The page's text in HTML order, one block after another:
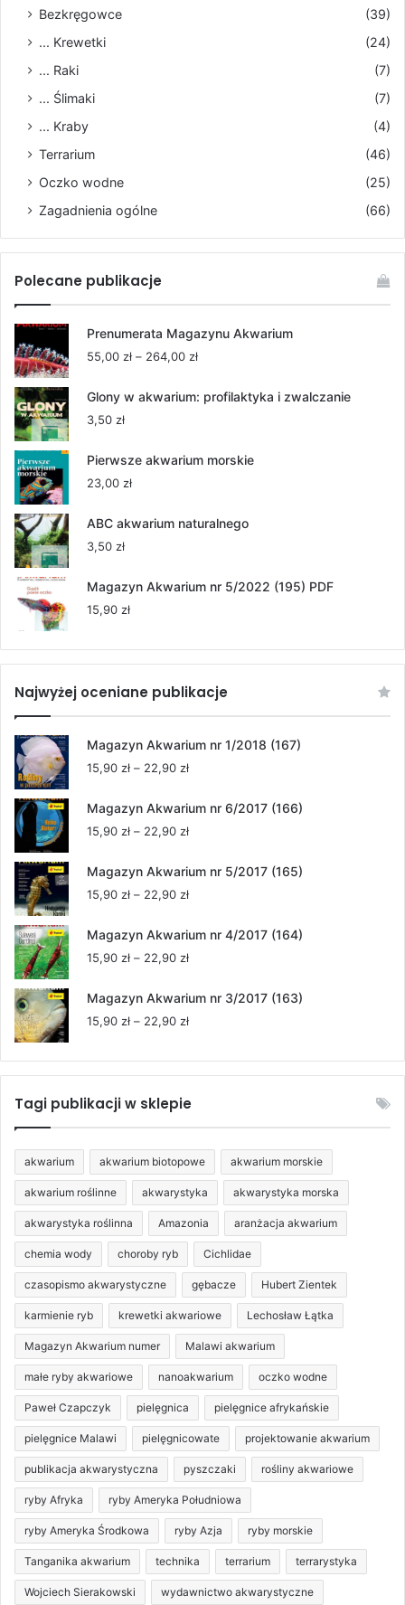
Bezkręgowce
(39)
... Krewetki
(24)
... Raki
(7)
... Ślimaki
(7)
... Kraby
(4)
Terrarium
(46)
Oczko wodne
(25)
Zagadnienia ogólne
(66)
Polecane publikacje
Prenumerata Magazynu Akwarium
55,00 zł – 264,00 złZakres
od
Glony w akwarium: profilaktyka i zwalczanie
3,50 zł
Pierwsze akwarium morskie
23,00 zł
ABC akwarium naturalnego
3,50 zł
Magazyn Akwarium nr 5/2022 (195) PDF
15,90 zł
Najwyżej oceniane publikacje
Magazyn Akwarium nr 1/2018 (167)
15,90 zł – 22,90 złZakres
od
Magazyn Akwarium nr 6/2017 (166)
15,90 zł – 22,90 złZakres
od
Magazyn Akwarium nr 5/2017 (165)
15,90 zł – 22,90 złZakres
od
Magazyn Akwarium nr 4/2017 (164)
15,90 zł – 22,90 złZakres
od
Magazyn Akwarium nr 3/2017 (163)
15,90 zł – 22,90 złZakres
od
15,90 zł
Tagi publikacji w sklepie
akwarium akwarium biotopowe akwarium morskie
akwarium roślinne akwarystyka akwarystyka morska
akwarystyka roślinna Amazonia aranżacja akwarium
chemia wody choroby ryb Cichlidae
czasopismo akwarystyczne gębacze Hubert Zientek
karmienie ryb krewetki akwariowe Lechosław Łątka
Magazyn Akwarium numer Malawi akwarium
małe ryby akwariowe nanoakwarium oczko wodne
Paweł Czapczyk pielęgnica pielęgnice afrykańskie
pielęgnice Malawi pielęgnicowate projektowanie akwarium
publikacja akwarystyczna pyszczaki rośliny akwariowe
ryby Afryka ryby Ameryka Południowa
ryby Ameryka Środkowa ryby Azja ryby morskie
Tanganika akwarium technika terrarium terrarystyka
Wojciech Sierakowski wydawnictwo akwarystyczne